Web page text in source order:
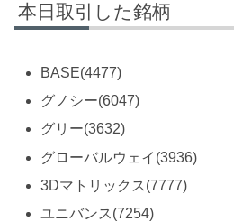
本日取引した銘柄
BASE(4477)
グノシー(6047)
グリー(3632)
グローバルウェイ(3936)
3Dマトリックス(7777)
ユニバンス(7254)